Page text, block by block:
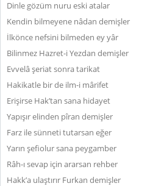
Dinle gözüm nuru eski atalar
Kendin bilmeyene nâdan demişler
İlkönce nefsini bilmeden ey yâr
Bilinmez Hazret-i Yezdan demişler
Evvelâ şeriat sonra tarikat
Hakikatle bir de ilm-i mârifet
Erişirse Hak’tan sana hidayet
Yapışır elinden pîran demişler
Farz ile sünneti tutarsan eğer
Yarın şefiolur sana peygamber
Râh-ı sevap için ararsan rehber
Hakk’a ulaştırır Furkan demişler